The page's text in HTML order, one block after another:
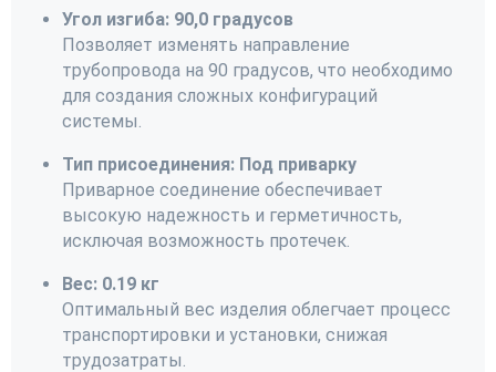
Угол изгиба: 90,0 градусов
Позволяет изменять направление
трубопровода на 90 градусов, что необходимо
для создания сложных конфигураций
системы.
Тип присоединения: Под приварку
Приварное соединение обеспечивает
высокую надежность и герметичность,
исключая возможность протечек.
Вес: 0.19 кг
Оптимальный вес изделия облегчает процесс
транспортировки и установки, снижая
трудозатраты.